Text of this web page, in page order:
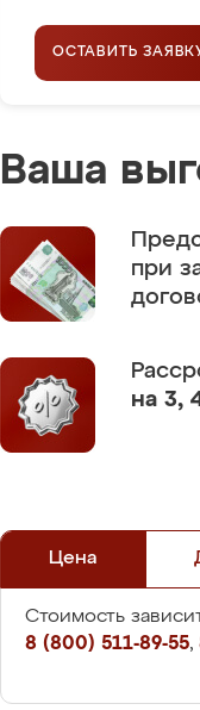
ОСТАВИТЬ
Ваша
при
на 3,
Цена
Стоимость
8 (800) 511-89-55,